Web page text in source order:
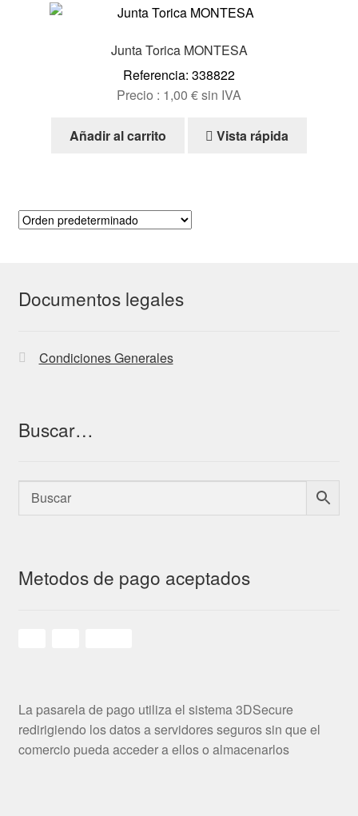
Junta Torica MONTESA
Referencia: 338822
Precio : 1,00 €sin IVA
Añadir al carrito Vista rápida
Documentos legales
Condiciones Generales
Buscar…
Metodos de pago aceptados
La pasarela de pago utiliza el sistema 3DSecure
redirigiendo los datos a servidores seguros sin que el
comercio pueda acceder a ellos o almacenarlos